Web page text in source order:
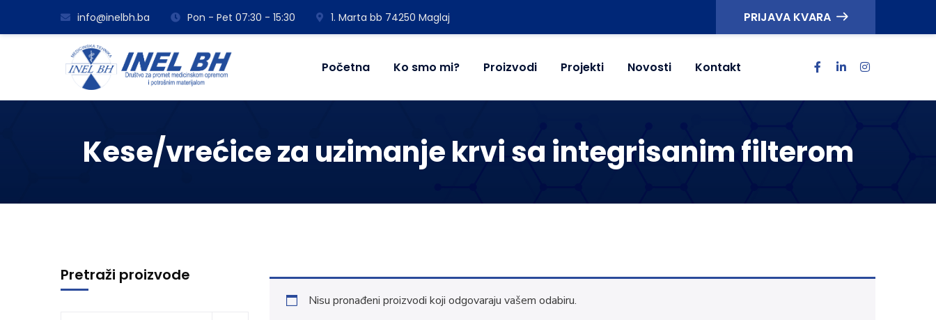
info@inelbh.ba Pon - Pet 07:30 - 15:30 1. Marta bb 74250 Maglaj PRIJAVA KVARA
Početna Ko smo mi? Proizvodi Projekti Novosti Kontakt
Kese/vrećice za uzimanje krvi sa integrisanim filterom
Nisu pronađeni proizvodi koji odgovaraju vašem odabiru.
Pretraži proizvode